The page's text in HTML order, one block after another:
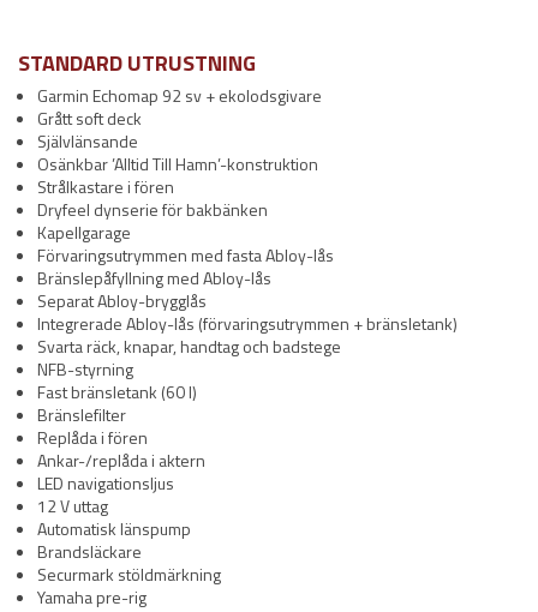
STANDARD UTRUSTNING
Garmin Echomap 92 sv + ekolodsgivare
Grått soft deck
Självlänsande
Osänkbar ’Alltid Till Hamn’-konstruktion
Strålkastare i fören
Dryfeel dynserie för bakbänken
Kapellgarage
Förvaringsutrymmen med fasta Abloy-lås
Bränslepåfyllning med Abloy-lås
Separat Abloy-brygglås
Integrerade Abloy-lås (förvaringsutrymmen + bränsletank)
Svarta räck, knapar, handtag och badstege
NFB-styrning
Fast bränsletank (60 l)
Bränslefilter
Replåda i fören
Ankar-/replåda i aktern
LED navigationsljus
12 V uttag
Automatisk länspump
Brandsläckare
Securmark stöldmärkning
Yamaha pre-rig